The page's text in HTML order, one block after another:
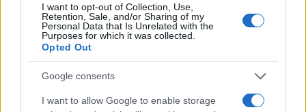
I want to opt-out of Collection, Use,
Retention, Sale, and/or Sharing of my
Personal Data that Is Unrelated with the
Purposes for which it was collected.
Opted Out
Google consents
I want to allow Google to enable storage
15.06.2026 15:37
Σοφία
Χαραλαμπίδου